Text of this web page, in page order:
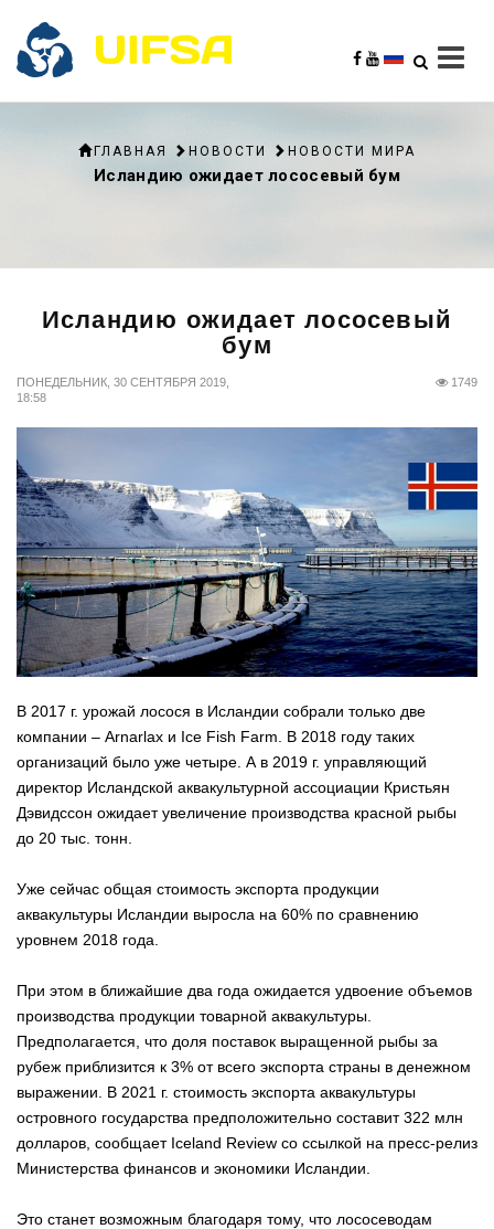
ГЛАВНАЯ НОВОСТИ НОВОСТИ МИРА
Исландию ожидает лососевый бум
Исландию ожидает лососевый
бум
ПОНЕДЕЛЬНИК, 30 СЕНТЯБРЯ 2019,
18:58
1749
В 2017 г. урожай лосося в Исландии собрали только две
компании – Arnarlax и Ice Fish Farm. В 2018 году таких
организаций было уже четыре. А в 2019 г. управляющий
директор Исландской аквакультурной ассоциации Кристьян
Дэвидссон ожидает увеличение производства красной рыбы
до 20 тыс. тонн.
Уже сейчас общая стоимость экспорта продукции
аквакультуры Исландии выросла на 60% по сравнению
уровнем 2018 года.
При этом в ближайшие два года ожидается удвоение объемов
производства продукции товарной аквакультуры.
Предполагается, что доля поставок выращенной рыбы за
рубеж приблизится к 3% от всего экспорта страны в денежном
выражении. В 2021 г. стоимость экспорта аквакультуры
островного государства предположительно составит 322 млн
долларов, сообщает Iceland Review со ссылкой на пресс-релиз
Министерства финансов и экономики Исландии.
Это станет возможным благодаря тому, что лососеводам